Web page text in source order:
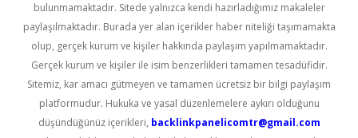
bulunmamaktadır. Sitede yalnızca kendi hazırladığımız makaleler
paylaşılmaktadır. Burada yer alan içerikler haber niteliği taşımamakta
olup, gerçek kurum ve kişiler hakkında paylaşım yapılmamaktadır.
Gerçek kurum ve kişiler ile isim benzerlikleri tamamen tesadüfidir.
Sitemiz, kar amacı gütmeyen ve tamamen ücretsiz bir bilgi paylaşım
platformudur. Hukuka ve yasal düzenlemelere aykırı olduğunu
düşündüğünüz içerikleri, backlinkpanelicomtr@gmail.com